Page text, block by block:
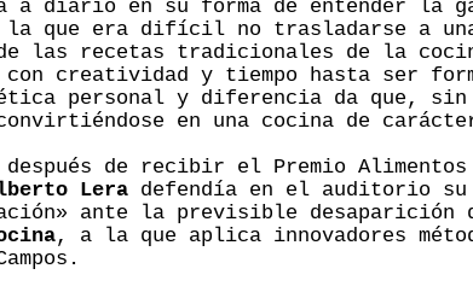
a diario en su forma de entender la
la que era difícil no trasladarse a
las recetas tradicionales de la
creatividad y tiempo hasta ser
personal y diferencia da que,
convirtiéndose en una cocina de
después de recibir el Premio
Lera defendía en el auditorio su
ante la previsible
, a la que aplica innovadores